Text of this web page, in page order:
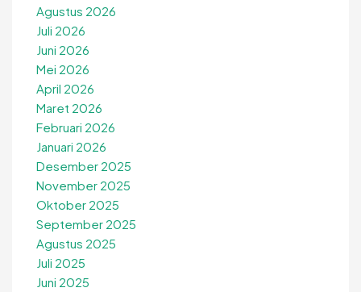
Agustus 2026
Juli 2026
Juni 2026
Mei 2026
April 2026
Maret 2026
Februari 2026
Januari 2026
Desember 2025
November 2025
Oktober 2025
September 2025
Agustus 2025
Juli 2025
Juni 2025